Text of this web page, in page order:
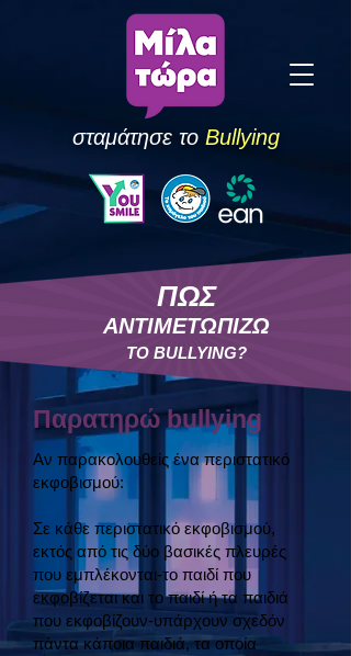
σταμάτησε το Bullying
Παρατηρώ bullying
Αν παρακολουθείς ένα περιστατικό
εκφοβισμού:
Σε κάθε περιστατικό εκφοβισμού,
εκτός από τις δύο βασικές πλευρές
που εμπλέκονται-το παιδί που
εκφοβίζεται και το παιδί ή τα παιδιά
που εκφοβίζουν-υπάρχουν σχεδόν
πάντα κάποια παιδιά, τα οποία
ΑΝΤΙΜΕΤΩΠΙΖΩ
ΤΟ BULLYING?
ΠΩΣ